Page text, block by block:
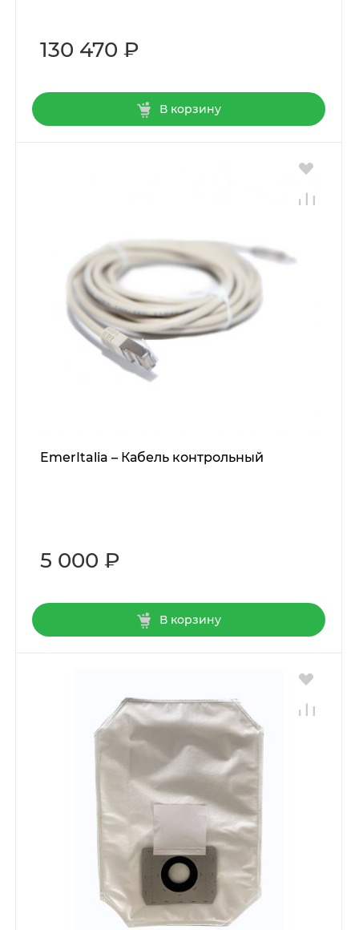
130 470 ₽
В корзину
EmerItalia – Кабель контрольный
5 000 ₽
В корзину